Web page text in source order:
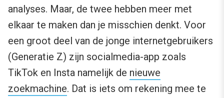
analyses. Maar, de twee hebben meer met
elkaar te maken dan je misschien denkt. Voor
een groot deel van de jonge internetgebruikers
(Generatie Z) zijn socialmedia-app zoals
TikTok en Insta namelijk de nieuwe
zoekmachine. Dat is iets om rekening mee te